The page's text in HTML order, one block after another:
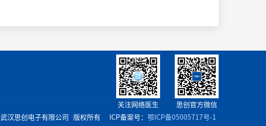
思创官方微信
关注网络医生
武汉思创电子有限公司 版权所有 ICP备案号： 鄂ICP备05005717号-1